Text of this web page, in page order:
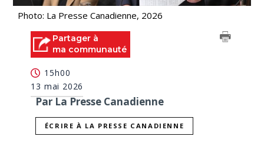
Photo: La Presse Canadienne, 2026
Partager à
ma communauté
15h00
13 mai 2026
Par La Presse Canadienne
ÉCRIRE À LA PRESSE CANADIENNE